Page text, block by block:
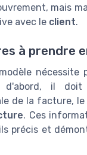
mais
avec le client.
à prendre
nécessite
d'abord, il
de la facture, le
. Ces
précis et